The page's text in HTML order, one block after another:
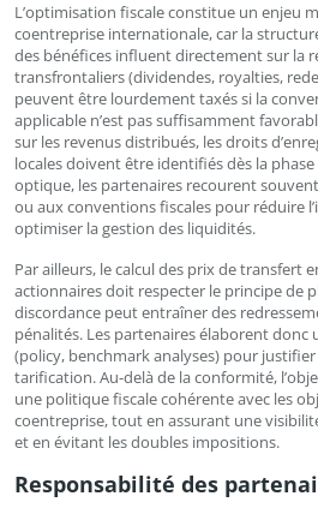
L’optimisation fiscale constitue un enjeu
coentreprise internationale, car la
des bénéfices influent directement sur la
transfrontaliers (dividendes, royalties,
peuvent être lourdement taxés si la
applicable n’est pas suffisamment
sur les revenus distribués, les droits
locales doivent être identifiés dès la
optique, les partenaires recourent
ou aux conventions fiscales pour réduire
optimiser la gestion des liquidités.
Par ailleurs, le calcul des prix de transfert
actionnaires doit respecter le principe de
discordance peut entraîner des
pénalités. Les partenaires élaborent
(policy, benchmark analyses) pour
tarification. Au-delà de la conformité,
une politique fiscale cohérente avec les
coentreprise, tout en assurant une
et en évitant les doubles impositions.
Responsabilité des